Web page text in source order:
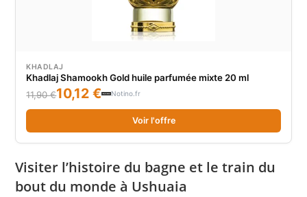
KHADLAJ
Khadlaj Shamookh Gold huile parfumée mixte 20 ml
11,90 €10,12 € Notino.fr
Voir l'offre
Visiter l’histoire du bagne et le train du
bout du monde à Ushuaia